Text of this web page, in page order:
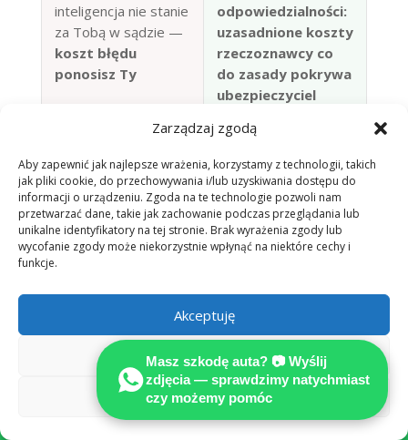
Zarządzaj zgodą
Aby zapewnić jak najlepsze wrażenia, korzystamy z technologii, takich
jak pliki cookie, do przechowywania i/lub uzyskiwania dostępu do
informacji o urządzeniu. Zgoda na te technologie pozwoli nam
przetwarzać dane, takie jak zachowanie podczas przeglądania lub
unikalne identyfikatory na tej stronie. Brak wyrażenia zgody lub
wycofanie zgody może niekorzystnie wpłynąć na niektóre cechy i
funkcje.
Akceptuję
Odmów
Zobacz preferencje
inteligencja nie stanie
za Tobą w sądzie —
koszt błędu
ponosisz Ty
odpowiedzialności:
uzasadnione koszty
rzeczoznawcy co
do zasady pokrywa
ubezpieczyciel
BGB)
📷 Zgłoś szkodę przez WhatsApp —
bezpłatna wstępna ocena


Masz szkodę auta? 📷 Wyślij
zdjęcia — sprawdzimy natychmiast
czy możemy pomóc